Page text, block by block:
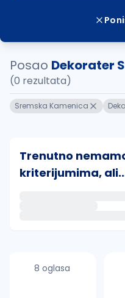
Posao Dekorater
(0 rezultata)
Sremska Kamenica
Trenutno
kriterijumima,
8 oglasa